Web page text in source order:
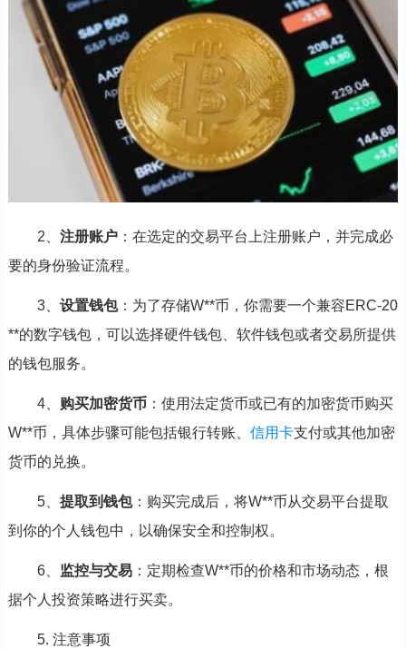
2、 注册账户：在选定的交易平台上注册账户，并完成必
要的身份验证流程。
3、 设置钱包：为了存储W**币，你需要一个兼容ERC-20
**的数字钱包，可以选择硬件钱包、软件钱包或者交易所提供
的钱包服务。
4、 购买加密货币 ：使用法定货币或已有的加密货币购买
W**币，具体步骤可能包括银行转账、 信用卡支付或其他加密
货币的兑换。
5、 提取到钱包：购买完成后，将W**币从交易平台提取
到你的个人钱包中，以确保安全和控制权。
6、 监控与交易：定期检查W**币的价格和市场动态，根
据个人投资策略进行买卖。
5. 注意事项